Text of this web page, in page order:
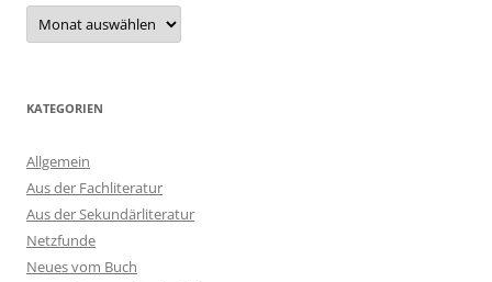
Archiv
KATEGORIEN
Allgemein
Aus der Fachliteratur
Aus der Sekundärliteratur
Netzfunde
Neues vom Buch